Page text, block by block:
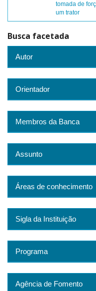
tomada de
um trator
Busca facetada
Autor
Orientador
Membros da Banca
Assunto
Áreas de conhecimento
Sigla da Instituição
Programa
Agência de Fomento